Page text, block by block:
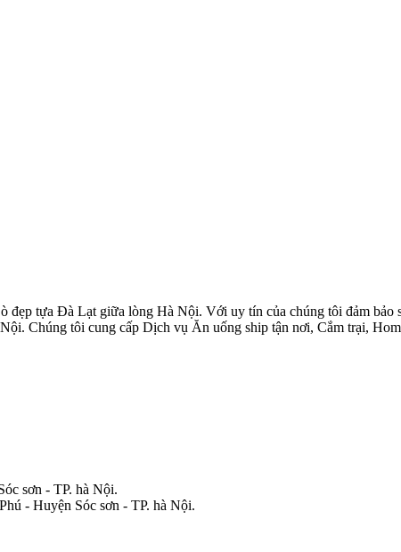
tựa Đà Lạt giữa lòng Hà Nội. Với uy tín của chúng tôi đảm bảo
Chúng tôi cung cấp Dịch vụ Ăn uống ship tận nơi, Cắm trại,
sơn - TP. hà Nội.
- Huyện Sóc sơn - TP. hà Nội.